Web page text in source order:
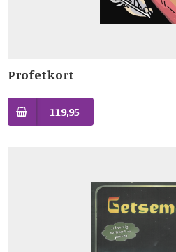
Profetkort
119,95